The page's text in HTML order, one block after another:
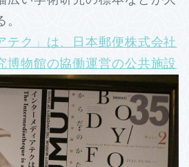
テク」は、日本郵便株式会社
博物館の協働運営の公共施設